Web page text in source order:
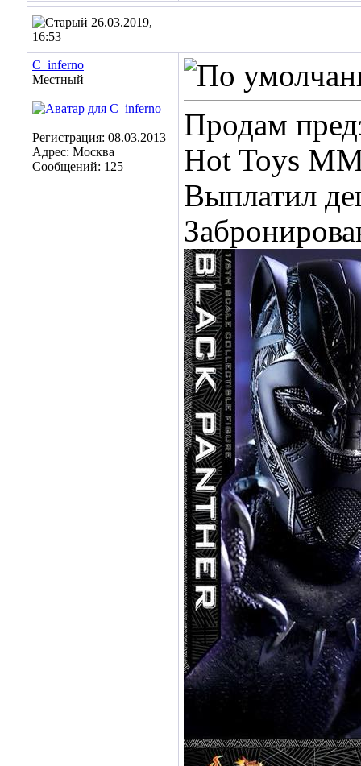
26.03.2019,
16:53
C_inferno
Местный
Регистрация: 08.03.2013
Адрес: Москва
Сообщений: 125
Продам
Hot Toys
Выплатил